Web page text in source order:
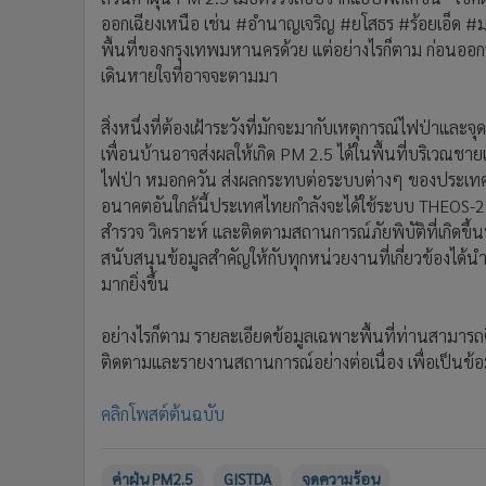
ออกเฉียงเหนือ เช่น #อำนาญเจริญ #ยโสธร #ร้อยเอ็
พื้นที่ของกรุงเทพมหานครด้วย แต่อย่างไรก็ตาม ก่อนออ
เดินหายใจที่อาจจะตามมา
สิ่งหนึ่งที่ต้องเฝ้าระวังที่มักจะมากับเหตุการณ์ไฟป่าและ
เพื่อนบ้านอาจส่งผลให้เกิด PM 2.5 ได้ในพื้นที่บริเวณช
ไฟป่า หมอกควัน ส่งผลกระทบต่อระบบต่างๆ ของประเท
อนาคตอันใกล้นี้ประเทศไทยกำลังจะได้ใช้ระบบ
สำรวจ วิเคราะห์ และติดตามสถานการณ์ภัยพิบัติที่เกิดขึ้
สนับสนุนข้อมูลสำคัญให้กับทุกหน่วยงานที่เกี่ยวข้องได้น
มากยิ่งขึ้น
อย่างไรก็ตาม รายละเอียดข้อมูลเฉพาะพื้นที่ท่านสามาร
ติดตามและรายงานสถานการณ์อย่างต่อเนื่อง เพื่อเป็น
คลิกโพสต์ต้นฉบับ
ค่าฝุ่น PM2.5 GISTDA จุดความร้อน